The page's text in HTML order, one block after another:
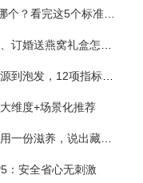
孕早期想买燕窝，干燕窝和鲜炖到底选哪个？看完这5个标准再下单
2026干燕窝选购避坑指南：从原料、溯源到泡发，12项指标判断靠谱燕窝
维度+场景化推荐
2026七夕浪漫告白礼燕窝礼盒清单——用一份滋养，说出藏在心底的爱
：安全省心无刺激